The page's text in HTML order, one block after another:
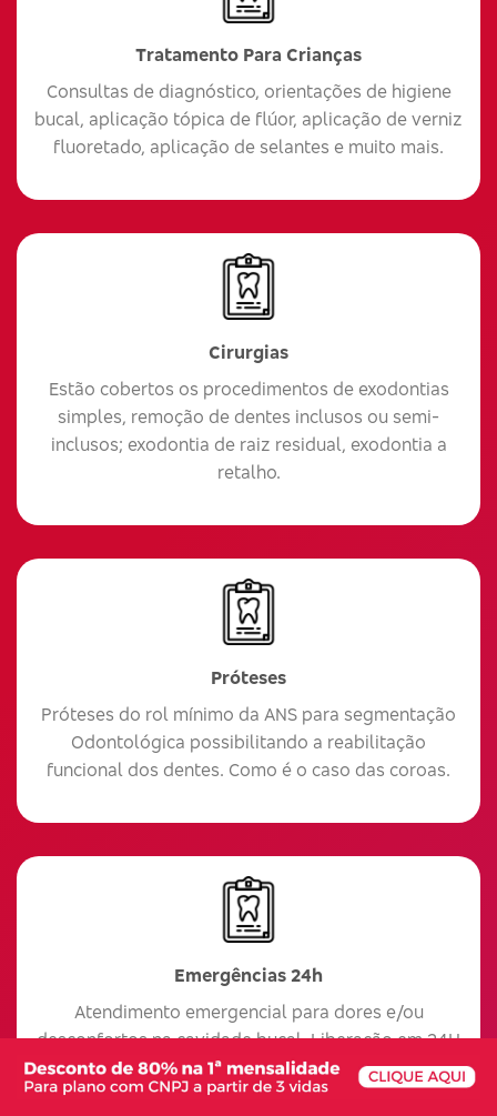
Tratamento Para Crianças
Consultas de diagnóstico, orientações de higiene
bucal, aplicação tópica de flúor, aplicação de verniz
fluoretado, aplicação de selantes e muito mais.
Cirurgias
Estão cobertos os procedimentos de exodontias
simples, remoção de dentes inclusos ou semi-
inclusos; exodontia de raiz residual, exodontia a
retalho.
Próteses
Próteses do rol mínimo da ANS para segmentação
Odontológica possibilitando a reabilitação
funcional dos dentes. Como é o caso das coroas.
Emergências 24h
Atendimento emergencial para dores e/ou
desconfortos na cavidade bucal. Liberação em 24H
após o primeiro pagamento.